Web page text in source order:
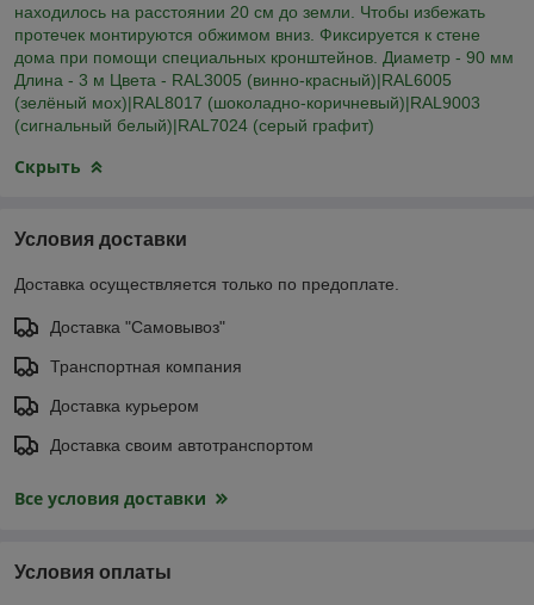
находилось на расстоянии 20 см до земли. Чтобы избежать
протечек монтируются обжимом вниз. Фиксируется к стене
дома при помощи специальных кронштейнов. Диаметр - 90 мм
Длина - 3 м Цвета - RAL3005 (винно-красный)|RAL6005
(зелёный мох)|RAL8017 (шоколадно-коричневый)|RAL9003
(cигнальный белый)|RAL7024 (серый графит)
Скрыть
Условия доставки
Доставка осуществляется только по предоплате.
Доставка "Самовывоз"
Транспортная компания
Доставка курьером
Доставка своим автотранспортом
Все условия доставки
Условия оплаты